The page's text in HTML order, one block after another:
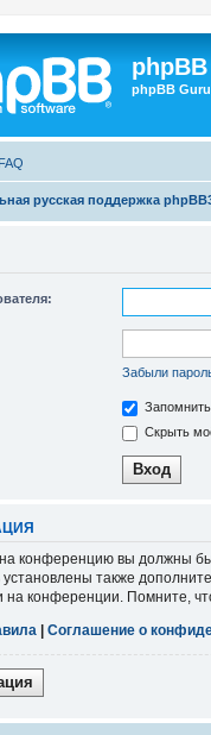
phpBB
FAQ
русская поддержка
Забыли
Скрыть
ЦИЯ
конференцию вы должны
установлены также
конференции. Помните,
Соглашение о
ция